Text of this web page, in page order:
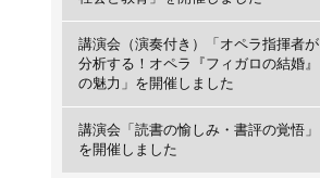
講演会（演奏付き）「オペラ指揮者が
分析する！オペラ『フィガロの結婚』
の魅力」を開催しました
講演会「読書の愉しみ・書評の覚悟」
を開催しました